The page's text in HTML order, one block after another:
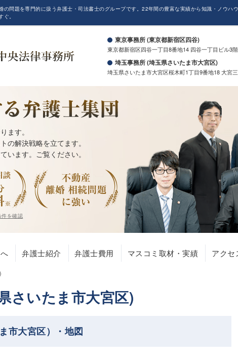
の問題を専門的に扱う弁護士・司法書士のグループです。22年間の豊富な実績から知識・ノウハ
。
東京事務所 (東京都新宿区四谷)
東京都新宿区四谷一丁目8番地14 四谷一丁目ビル3階
埼玉事務所 (埼玉県さいたま市大宮区)
埼玉県さいたま市大宮区桜木町1丁目9番地18 大宮
ます。
の解決戦略を立てます。
います。ご覧ください。
件を確認
弁護士紹介 弁護士費用 マスコミ取材・実績 アクセ
さいたま市大宮区)
市大宮区）・地図